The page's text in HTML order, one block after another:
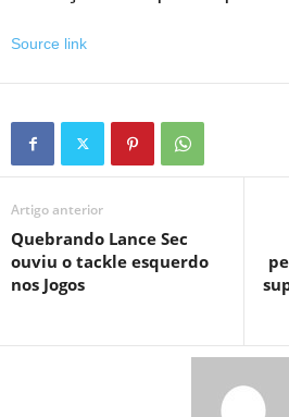
Source link
Artigo anterior
Quebrando Lance Sec
ouviu o tackle esquerdo
nos Jogos